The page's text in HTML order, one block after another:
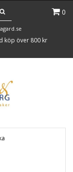
0
köp över 800 kr